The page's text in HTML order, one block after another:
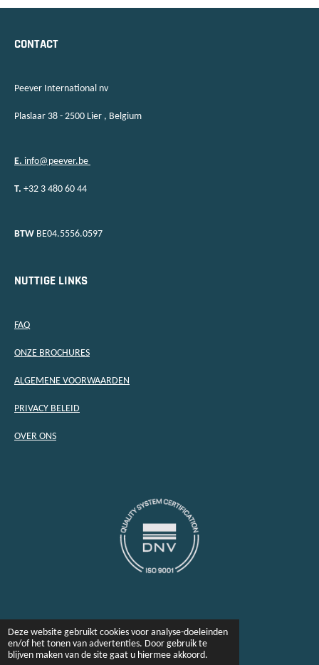
Deze website gebruikt cookies voor analyse-doeleinden
en/of het tonen van advertenties. Door gebruik te
blijven maken van de site gaat u hiermee akkoord.
CONTACT
Peever International nv
Plaslaar 38 - 2500 Lier , Belgium
E. info@peever.be
T. +32 3 480 60 44
BTW BE04.5556.0597
NUTTIGE LINKS
FAQ
ONZE BROCHURES
ALGEMENE VOORWAARDEN
PRIVACY BELEID
OVER ONS